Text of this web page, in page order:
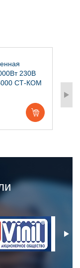
230В
СТ-КОМ